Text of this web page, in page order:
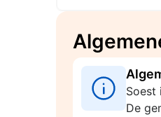
Soest
De